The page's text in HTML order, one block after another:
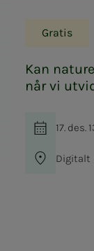
Gratis
Kan
når vi
17. des.
Digitalt